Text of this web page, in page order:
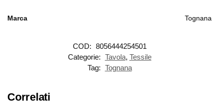
Marca Tognana
COD: 8056444254501
Categorie: Tavola, Tessile
Tag: Tognana
Correlati